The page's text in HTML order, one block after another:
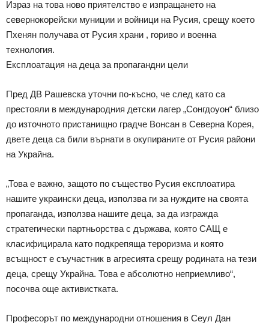
Израз на това ново приятелство е изпращането на
севернокорейски муниции и войници на Русия, срещу което
Пхенян получава от Русия храни , гориво и военна
технология.
Експлоатация на деца за пропагандни цели
Пред ДВ Рашевска уточни по-късно, че след като са
престояли в международния детски лагер „Сонгдоуон“ близо
до източното пристанищно градче Вонсан в Северна Корея,
двете деца са били върнати в окупираните от Русия райони
на Украйна.
„Това е важно, защото по същество Русия експлоатира
нашите украински деца, използва ги за нуждите на своята
пропаганда, използва нашите деца, за да изгражда
стратегически партньорства с държава, която САЩ е
класифицирала като подкрепяща тероризма и която
всъщност е съучастник в агресията срещу родината на тези
деца, срещу Украйна. Това е абсолютно неприемливо“,
посочва още активистката.
Професорът по международни отношения в Сеул Дан